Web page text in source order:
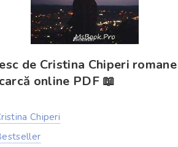
de Cristina Chiperi
online PDF 📖
Chiperi